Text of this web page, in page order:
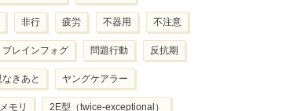
非行 疲労 不器用 不注意
ブレインフォグ 問題行動 反抗期
なきあと ヤングケアラー
モリ 2E型（twice-exceptional）